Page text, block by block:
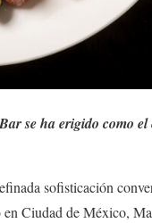
se ha erigido como
sofisticación
Ciudad de México,